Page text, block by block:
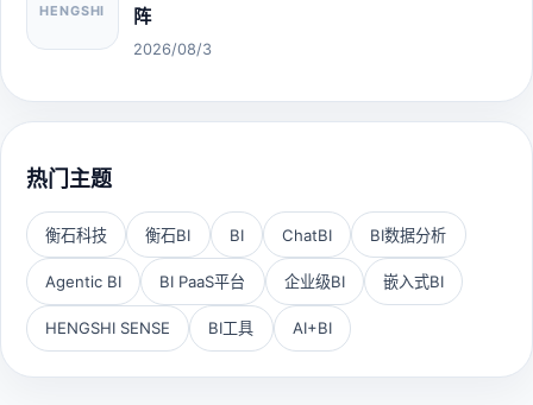
HENGSHI
阵
2026/08/3
热门主题
衡石科技 衡石BI BI ChatBI BI数据分析
Agentic BI BI PaaS平台 企业级BI 嵌入式BI
HENGSHI SENSE BI工具 AI+BI